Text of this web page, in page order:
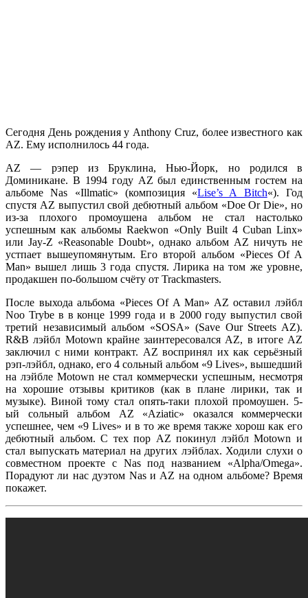
Сегодня День рождения у Anthony Cruz, более известного как
AZ. Ему исполнилось 44 года.
AZ — рэпер из Бруклина, Нью-Йорк, но родился в
Доминикане. В 1994 году AZ был единственным гостем на
альбомеNas «Illmatic» (композиция «Lise’s A Bitch«). Год
спустя AZ выпустил свой дебютный альбом «Doe Or Die», но
из-за плохого промоушена альбом не стал настолько
успешным как альбомыRaekwon «Only Built 4 Cuban Linx»
или Jay-Z «Reasonable Doubt», однако альбом AZ ничуть не
устпает вышеупомянутым. Его второй альбом «Pieces Of A
Man» вышел лишь 3 года спустя. Лирика на том же уровне,
продакшен по-большом счёту от Trackmasters.
После выхода альбома «Pieces Of A Man» AZ оставил лэйбл
Noo Trybeв в конце 1999 года и в 2000 году выпустил свой
третий независимый альбом «SOSA» (Save Our Streets AZ).
R&B лэйбл Motown крайне заинтересовался AZ, в итоге AZ
заключил с ними контракт. AZ воспринял их как серьёзный
рэп-лэйбл, однако, его 4 сольный альбом «9 Lives», вышедший
на лэйбле Motown не стал коммерчески успешным, несмотря
на хорошие отзывы критиков (как в плане лирики, так и
музыке). Виной тому стал опять-таки плохой промоушен. 5-
ый сольный альбом AZ «Aziatic» оказался коммерчески
успешнее, чем «9 Lives» и в то же время также хорош как его
дебютный альбом. С тех пор AZ покинул лэйблMotown и
стал выпускать материал на других лэйблах. Ходили слухи о
совместном проекте с Nasпод названием «Alpha/Omega».
Порадуют ли нас дуэтом Nasи AZ на одном альбоме? Время
покажет.